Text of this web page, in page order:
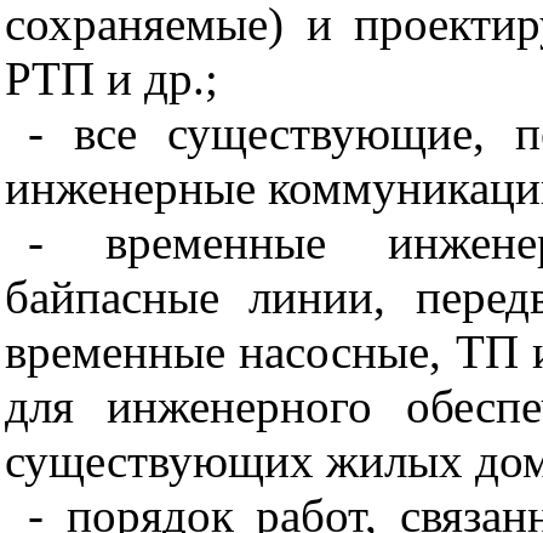
сохраняемые) и
РТП и др.;
- все существующие,
инженерные
- временные
байпасные линии,
временные насосные, ТП
для инженерного
существующих жилых
- порядок работ,